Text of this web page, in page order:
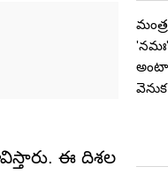
ఈ దిశల
'నమః'